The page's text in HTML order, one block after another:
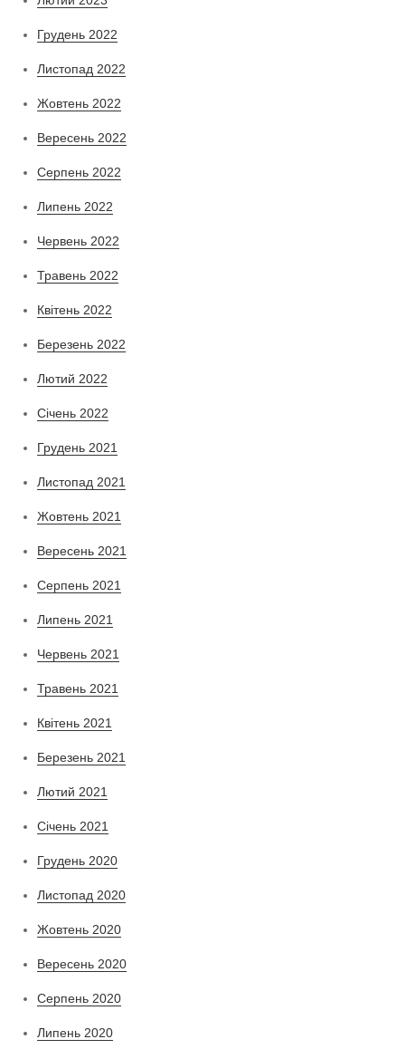
Грудень 2022
Листопад 2022
Жовтень 2022
Вересень 2022
Серпень 2022
Липень 2022
Червень 2022
Травень 2022
Квітень 2022
Березень 2022
Лютий 2022
Січень 2022
Грудень 2021
Листопад 2021
Жовтень 2021
Вересень 2021
Серпень 2021
Липень 2021
Червень 2021
Травень 2021
Квітень 2021
Березень 2021
Лютий 2021
Січень 2021
Грудень 2020
Листопад 2020
Жовтень 2020
Вересень 2020
Серпень 2020
Липень 2020